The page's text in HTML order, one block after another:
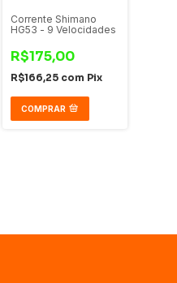
Corrente Shimano
HG53 - 9 Velocidades
R$175,00
R$166,25 com Pix
COMPRAR